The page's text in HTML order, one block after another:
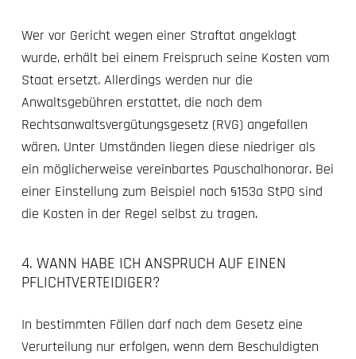
Wer vor Gericht wegen einer Straftat angeklagt
wurde, erhält bei einem Freispruch seine Kosten vom
Staat ersetzt. Allerdings werden nur die
Anwaltsgebühren erstattet, die nach dem
Rechtsanwaltsvergütungsgesetz (RVG) angefallen
wären. Unter Umständen liegen diese niedriger als
ein möglicherweise vereinbartes Pauschalhonorar. Bei
einer Einstellung zum Beispiel nach §153a StPO sind
die Kosten in der Regel selbst zu tragen.
4. WANN HABE ICH ANSPRUCH AUF EINEN
PFLICHTVERTEIDIGER?
In bestimmten Fällen darf nach dem Gesetz eine
Verurteilung nur erfolgen, wenn dem Beschuldigten